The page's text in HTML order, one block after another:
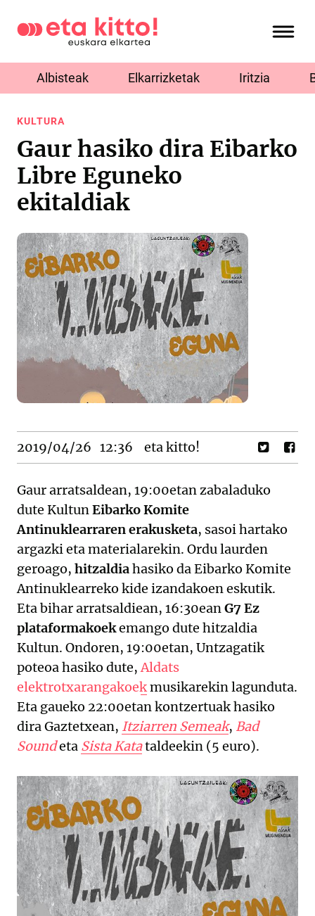
Albisteak Elkarrizketak Iritzia
KULTURA
Gaur hasiko dira Eibarko
Libre Eguneko
ekitaldiak
2019/04/26 12:36 eta kitto!
Gaur arratsaldean, 19:00etan zabaladuko
dute KultunEibarko Komite
Antinuklearraren erakusketa, sasoi hartako
argazki eta materialarekin. Ordu laurden
geroago, hitzaldiahasiko da Eibarko Komite
Antinuklearreko kide izandakoen eskutik.
Eta bihar arratsaldiean, 16:30eanG7 Ez
plataformakoekemango dute hitzaldia
Kultun. Ondoren, 19:00etan, Untzagatik
poteoa hasiko dute,Aldats
elektrotxarangakoekmusikarekin lagunduta.
Eta gaueko 22:00etan kontzertuak hasiko
dira Gaztetxean, Itziarren Semeak, Bad
Soundeta Sista Katataldeekin (5 euro).